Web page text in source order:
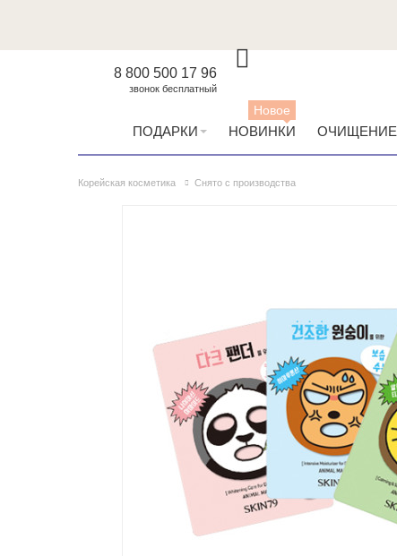
8 800 500 17 96
звонок бесплатный
ПОДАРКИ НОВИНКИ
Новое
ОЧИЩЕНИЕ
Корейская косметика Снято с производства